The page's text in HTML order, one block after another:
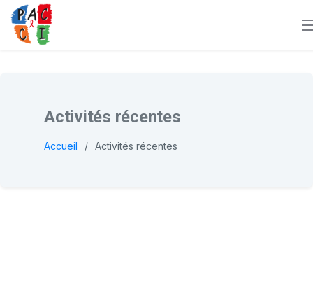
Activités récentes
Accueil Activités récentes